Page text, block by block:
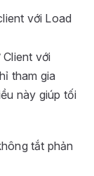
với Load
với
tham gia
này giúp tối
tắt phản